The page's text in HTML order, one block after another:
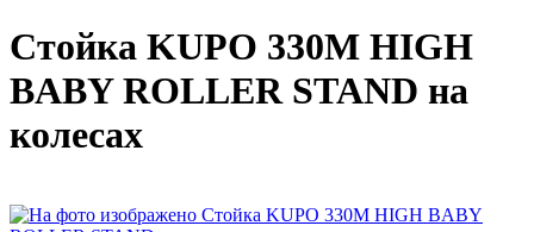
Стойка KUPO 330M HIGH
BABY ROLLER STAND на
колесах